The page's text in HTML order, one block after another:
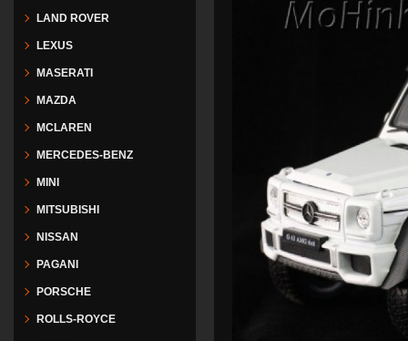
LAND ROVER
LEXUS
MASERATI
MAZDA
MCLAREN
MERCEDES-BENZ
MINI
MITSUBISHI
NISSAN
PAGANI
PORSCHE
ROLLS-ROYCE